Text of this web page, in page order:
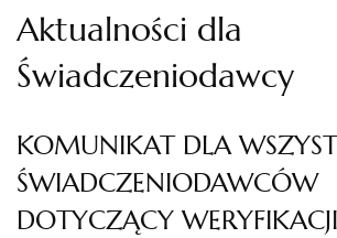
Aktualności dla
Świadczeniodawcy
KOMUNIKAT DLA
ŚWIADCZENIODAWCÓW
DOTYCZĄCY WERYFIKACJI